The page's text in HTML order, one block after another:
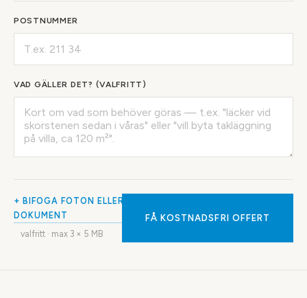
POSTNUMMER
VAD GÄLLER DET? (VALFRITT)
+ BIFOGA FOTON ELLER
DOKUMENT
valfritt · max 3 × 5 MB
FÅ KOSTNADSFRI OFFERT